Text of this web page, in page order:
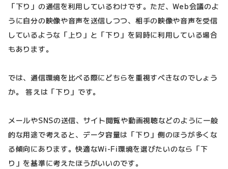
「下り」の通信を利用しているわけです。ただ、Web会議のよ
うに自分の映像や音声を送信しつつ、相手の映像や音声を受信
しているような「上り」と「下り」を同時に利用している場合
もあります。
では、通信環境を比べる際にどちらを重視すべきなのでしょう
か。 答えは「下り」です。
メールやSNSの送信、サイト閲覧や動画視聴などのように一般
的な用途で考えると、データ容量は「下り」側のほうが多くな
る傾向にあります。快適なWi-Fi環境を選びたいのなら「下
り」を基準に考えたほうがいいのです。